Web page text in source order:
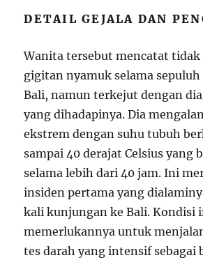
DETAIL GEJALA DAN
Wanita tersebut mencatat tidak
gigitan nyamuk selama
Bali, namun terkejut dengan
yang dihadapinya. Dia
ekstrem dengan suhu tubuh
sampai 40 derajat Celsius yang
selama lebih dari 40 jam. Ini
insiden pertama yang
kali kunjungan ke Bali. Kondisi
memerlukannya untuk
tes darah yang intensif sebagai